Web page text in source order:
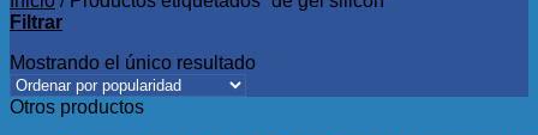
Filtrar
Mostrando el único resultado
Otros productos